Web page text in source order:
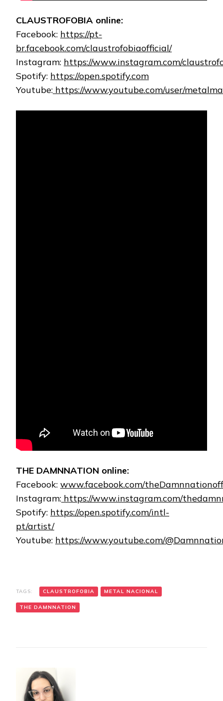
CLAUSTROFOBIA online:
Facebook: https://pt-
br.facebook.com/claustrofobiaofficial/
Instagram: https://www.instagram.com/
Spotify: https://open.spotify.com
Youtube: https://www.youtube.com/user/
THE DAMNNATION online:
Facebook: www.facebook.com/
Instagram: https://www.instagram.com/
Spotify: https://open.spotify.com/intl-
pt/artist/
Youtube: https://www.youtube.com/
TAGS: CLAUSTROFOBIA METAL NACIONAL
THE DAMNNATION